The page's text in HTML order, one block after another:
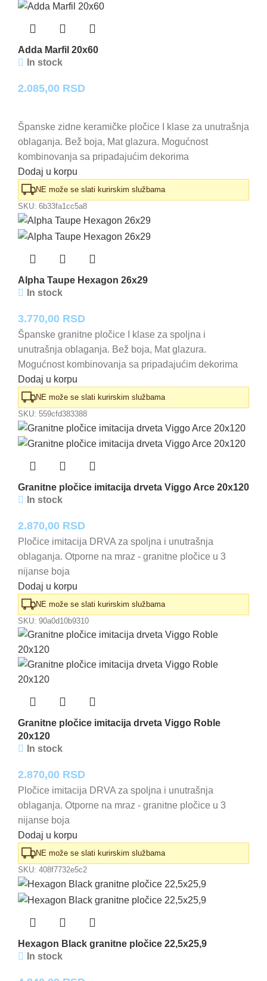
Adda Marfil 20x60
In stock
2.085,00 RSD
Španske zidne keramičke pločice I klase za unutrašnja
oblaganja. Bež boja, Mat glazura. Mogućnost
kombinovanja sa pripadajućim dekorima
Dodaj u korpu
NE može se slati kurirskim službama
SKU: 6b33fa1cc5a8
Alpha Taupe Hexagon 26x29
In stock
3.770,00 RSD
Španske granitne pločice I klase za spoljna i
unutrašnja oblaganja. Bež boja, Mat glazura.
Mogućnost kombinovanja sa pripadajućim dekorima
Dodaj u korpu
NE može se slati kurirskim službama
SKU: 559cfd383388
Granitne pločice imitacija drveta Viggo Arce 20x120
In stock
2.870,00 RSD
Pločice imitacija DRVA za spoljna i unutrašnja
oblaganja. Otporne na mraz - granitne pločice u 3
nijanse boja
Dodaj u korpu
NE može se slati kurirskim službama
SKU: 90a0d10b9310
Granitne pločice imitacija drveta Viggo Roble
20x120
In stock
2.870,00 RSD
Pločice imitacija DRVA za spoljna i unutrašnja
oblaganja. Otporne na mraz - granitne pločice u 3
nijanse boja
Dodaj u korpu
NE može se slati kurirskim službama
SKU: 408f7732e5c2
Hexagon Black granitne pločice 22,5x25,9
In stock